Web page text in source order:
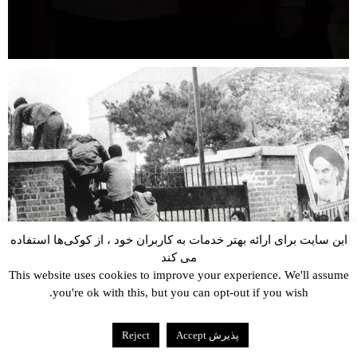
این سایت برای ارائه بهتر خدمات به کاربران خود ، از کوکی‌ها استفاده
می کند
This website uses cookies to improve your experience. We'll assume
you're ok with this, but you can opt-out if you wish.
پذیرش Accept Reject